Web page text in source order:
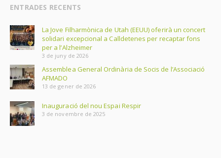
ENTRADES RECENTS
La Jove Filharmònica de Utah (EEUU) oferirà un concert
solidari excepcional a Calldetenes per recaptar fons
per a l’Alzheimer
3 de juny de 2026
Assemblea General Ordinària de Socis de l’Associació
AFMADO
13 de gener de 2026
Inauguració del nou Espai Respir
3 de novembre de 2025